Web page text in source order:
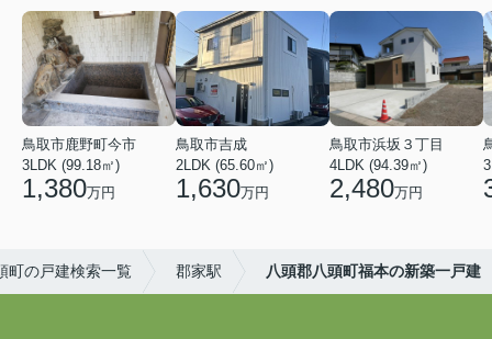
鳥取市鹿野町今市
3LDK (99.18㎡)
1,380万円
鳥取市吉成
2LDK (65.60㎡)
1,630万円
鳥取市浜坂３丁目
4LDK (94.39㎡)
2,480万円
町の戸建検索一覧 郡家駅 八頭郡八頭町福本の新築一戸建